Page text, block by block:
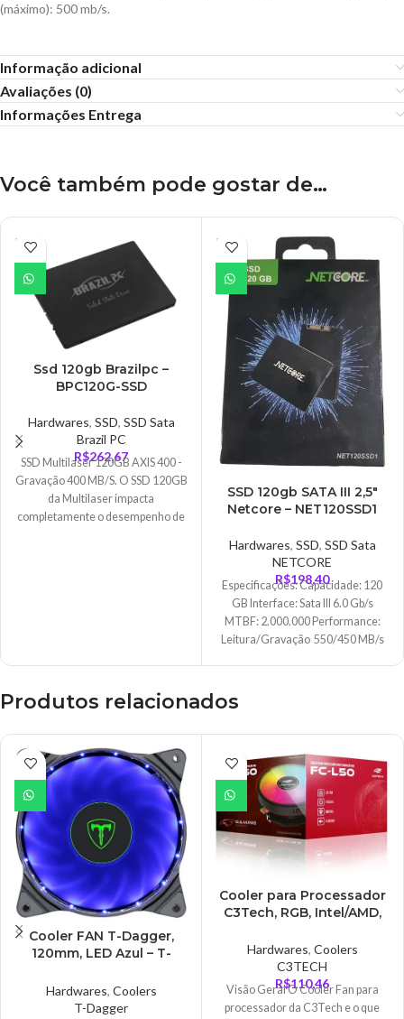
(máximo): 500 mb/s.
Informação adicional
Avaliações (0)
Informações Entrega
Você também pode gostar de…
ESGO
TADO
Ssd 120gb Brazilpc –
BPC120G-SSD
Hardwares, SSD, SSD Sata
Brazil PC
R$262,67
SSD Multilaser 120GB AXIS 400 -
Gravação 400 MB/S. O SSD 120GB
da Multilaser impacta
completamente o desempenho de
drive opera sem ruídos para não
ESGO
TADO
SSD 120gb SATA III 2,5″
Netcore – NET120SSD1
Hardwares, SSD, SSD Sata
NETCORE
R$198,40
Especificações: Capacidade: 120
GB Interface: Sata III 6.0 Gb/s
MTBF: 2.000.000 Performance:
Leitura/Gravação 550/450 MB/s
Produtos relacionados
Cooler FAN T-Dagger,
120mm, LED Azul – T-
Hardwares, Coolers
T-Dagger
Cooler para Processador
C3Tech, RGB, Intel/AMD,
L50RGB
Hardwares, Coolers
C3TECH
R$110,46
Visão Geral O Cooler Fan para
processador da C3Tech e o que